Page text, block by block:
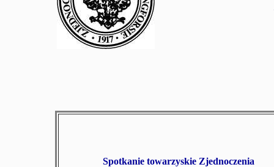
Spotkanie towarzyskie Zjednoczenia